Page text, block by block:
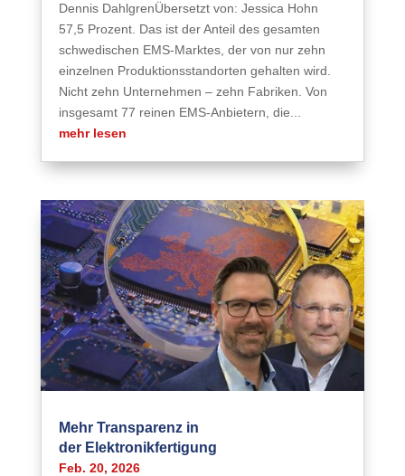
Dennis DahlgrenÜbersetzt von: Jessica Hohn
57,5 Prozent. Das ist der Anteil des gesamten
schwedischen EMS-Marktes, der von nur zehn
einzelnen Produktionsstandorten gehalten wird.
Nicht zehn Unternehmen – zehn Fabriken. Von
insgesamt 77 reinen EMS-Anbietern, die...
mehr lesen
Mehr Transparenz in
der Elektronikfertigung
Feb. 20, 2026